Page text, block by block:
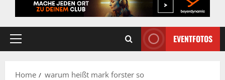
Primary
EVENTFOTOS
Home warum heißt mark forster so